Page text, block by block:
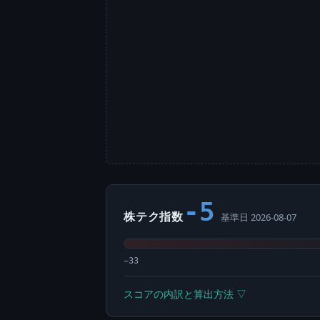
株テク指数 -5 基準日 2026-08-07
−33
スコアの内訳と算出方法 ▽